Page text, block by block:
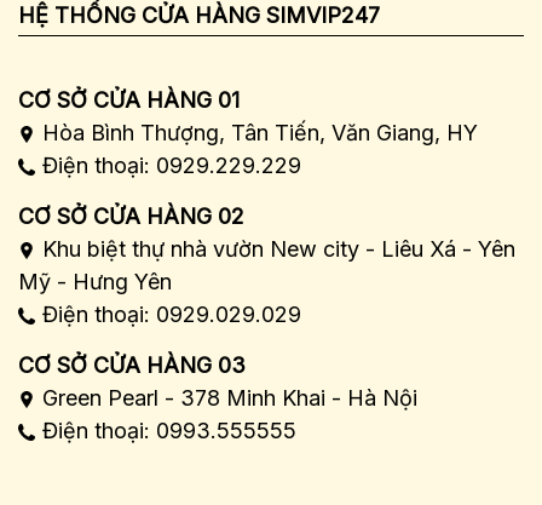
HỆ THỐNG CỬA HÀNG SIMVIP247
CƠ SỞ CỬA HÀNG 01
Hòa Bình Thượng, Tân Tiến, Văn Giang, HY
Điện thoại: 0929.229.229
CƠ SỞ CỬA HÀNG 02
Khu biệt thự nhà vườn New city - Liêu Xá - Yên
Mỹ - Hưng Yên
Điện thoại: 0929.029.029
CƠ SỞ CỬA HÀNG 03
Green Pearl - 378 Minh Khai - Hà Nội
Điện thoại: 0993.555555